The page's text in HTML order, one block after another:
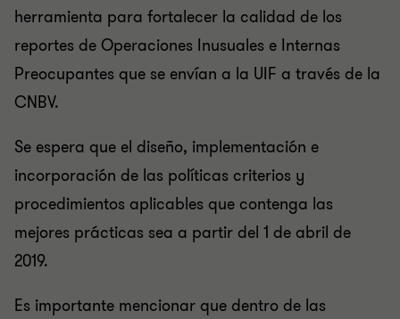
herramienta para fortalecer la calidad de los
reportes de Operaciones Inusuales e Internas
Preocupantes que se envían a la UIF a través de la
CNBV.
Se espera que el diseño, implementación e
incorporación de las políticas criterios y
procedimientos aplicables que contenga las
mejores prácticas sea a partir del 1 de abril de
2019.
Es importante mencionar que dentro de las